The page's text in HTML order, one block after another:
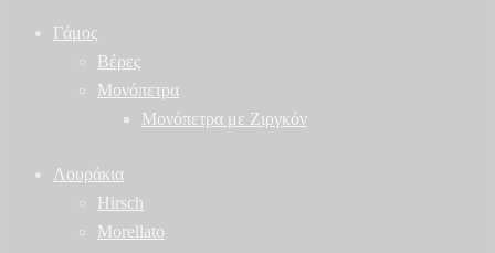
Γάμος
Βέρες
Μονόπετρα
Μονόπετρα με Ζιργκόν
Λουράκια
Hirsch
Morellato